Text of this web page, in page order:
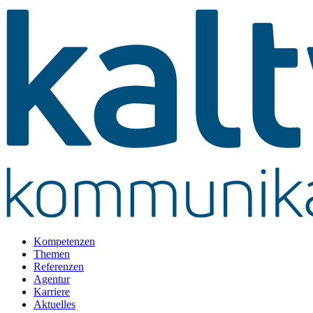
Kompetenzen
Themen
Referenzen
Agentur
Karriere
Aktuelles